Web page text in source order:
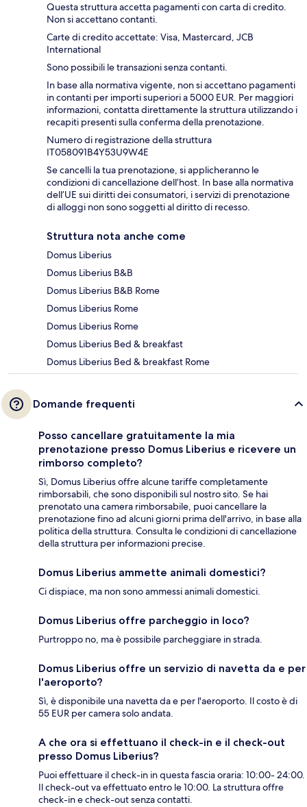
Questa struttura accetta pagamenti con carta di credito.
Non si accettano contanti.
Carte di credito accettate: Visa, Mastercard, JCB
International
Sono possibili le transazioni senza contanti.
In base alla normativa vigente, non si accettano pagamenti
in contanti per importi superiori a 5000 EUR. Per maggiori
informazioni, contatta direttamente la struttura utilizzando i
recapiti presenti sulla conferma della prenotazione.
Numero di registrazione della struttura
IT058091B4Y53U9W4E
Se cancelli la tua prenotazione, si applicheranno le
condizioni di cancellazione dell’host. In base alla normativa
dell’UE sui diritti dei consumatori, i servizi di prenotazione
di alloggi non sono soggetti al diritto di recesso.
Struttura nota anche come
Domus Liberius
Domus Liberius B&B
Domus Liberius B&B Rome
Domus Liberius Rome
Domus Liberius Rome
Domus Liberius Bed & breakfast
Domus Liberius Bed & breakfast Rome
Domande frequenti
Posso cancellare gratuitamente la mia
prenotazione presso Domus Liberius e ricevere un
rimborso completo?
Sì, Domus Liberius offre alcune tariffe completamente
rimborsabili, che sono disponibili sul nostro sito. Se hai
prenotato una camera rimborsabile, puoi cancellare la
prenotazione fino ad alcuni giorni prima dell'arrivo, in base alla
politica della struttura. Consulta le condizioni di cancellazione
della struttura per informazioni precise.
Domus Liberius ammette animali domestici?
Ci dispiace, ma non sono ammessi animali domestici.
Domus Liberius offre parcheggio in loco?
Purtroppo no, ma è possibile parcheggiare in strada.
Domus Liberius offre un servizio di navetta da e per
l'aeroporto?
Sì, è disponibile una navetta da e per l'aeroporto. Il costo è di
55 EUR per camera solo andata.
A che ora si effettuano il check-in e il check-out
presso Domus Liberius?
Puoi effettuare il check-in in questa fascia oraria: 10:00- 24:00.
Il check-out va effettuato entro le 10:00. La struttura offre
check-in e check-out senza contatti.